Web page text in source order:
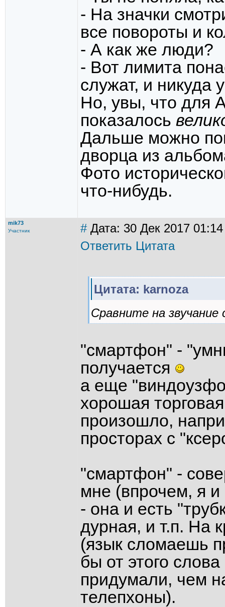
- На значки
все повороты и
- А как же люди?
- Вот лимита
служат, и никуда
Но, увы, что для
показалось
Дальше можно
дворца из
Фото
что-нибудь.
mik73
Участник #Дата: 30 Дек 2017 01:14
Ответить Цитата
Цитата: karnoza
Сравните на
"смартфон" -
получается
а еще
хорошая
произошло,
просторах с
"смартфон" -
мне (впрочем, я
- она и есть
дурная, и т.п. На
(язык сломаешь
бы от этого
придумали, чем
телепхоны).